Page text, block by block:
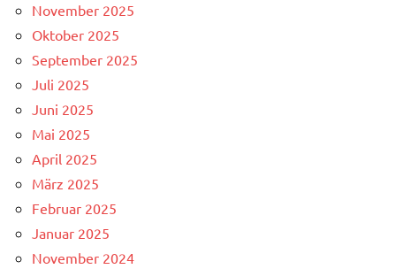
November 2025
Oktober 2025
September 2025
Juli 2025
Juni 2025
Mai 2025
April 2025
März 2025
Februar 2025
Januar 2025
November 2024